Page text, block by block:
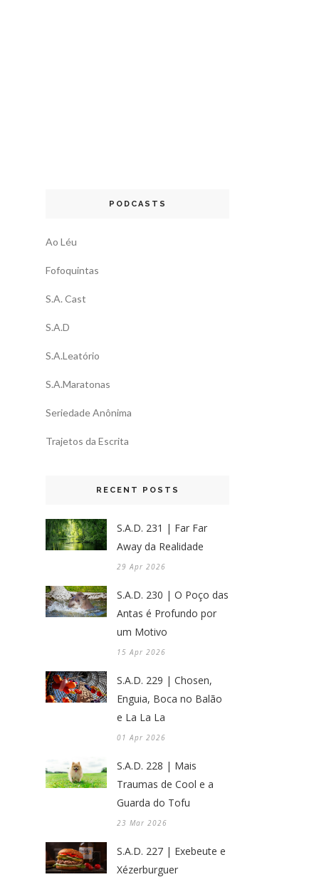
PODCASTS
Ao Léu
Fofoquintas
S.A. Cast
S.A.D
S.A.Leatório
S.A.Maratonas
Seriedade Anônima
Trajetos da Escrita
RECENT POSTS
S.A.D. 231 | Far Far
Away da Realidade
29 Apr 2026
S.A.D. 230 | O Poço das
Antas é Profundo por
um Motivo
15 Apr 2026
S.A.D. 229 | Chosen,
Enguia, Boca no Balão
e La La La
01 Apr 2026
S.A.D. 228 | Mais
Traumas de Cool e a
Guarda do Tofu
23 Mar 2026
S.A.D. 227 | Exebeute e
Xézerburguer